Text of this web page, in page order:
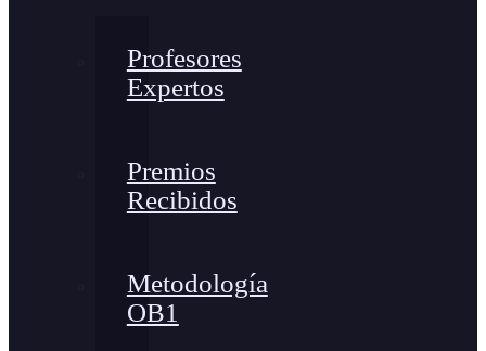
Profesores
Expertos
Premios
Recibidos
Metodología
OB1